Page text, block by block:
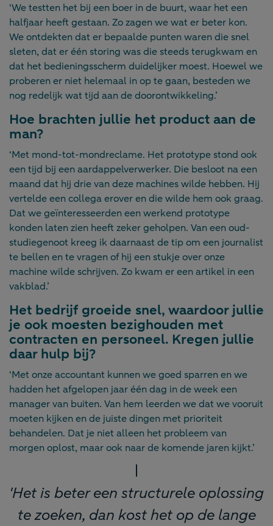
‘We testten het bij een boer in de buurt, waar het een
halfjaar heeft gestaan. Zo zagen we wat er beter kon.
We ontdekten dat er bepaalde punten waren die snel
sleten, dat er één storing was die steeds terugkwam en
dat het bedieningsscherm duidelijker moest. Hoewel we
proberen er niet helemaal in op te gaan, besteden we
nog redelijk wat tijd aan de doorontwikkeling.’
Hoe brachten jullie het product aan de
man?
‘Met mond-tot-mondreclame. Het prototype stond ook
een tijd bij een aardappelverwerker. Die besloot na een
maand dat hij drie van deze machines wilde hebben. Hij
vertelde een collega erover en die wilde hem ook graag.
Dat we geïnteresseerden een werkend prototype
konden laten zien heeft zeker geholpen. Van een oud-
studiegenoot kreeg ik daarnaast de tip om een journalist
te bellen en te vragen of hij een stukje over onze
machine wilde schrijven. Zo kwam er een artikel in een
vakblad.’
Het bedrijf groeide snel, waardoor jullie
je ook moesten bezighouden met
contracten en personeel. Kregen jullie
daar hulp bij?
‘Met onze accountant kunnen we goed sparren en we
hadden het afgelopen jaar één dag in de week een
manager van buiten. Van hem leerden we dat we vooruit
moeten kijken en de juiste dingen met prioriteit
behandelen. Dat je niet alleen het probleem van
morgen oplost, maar ook naar de komende jaren kijkt.’
'Het is beter een structurele oplossing
te zoeken, dan kost het op de lange